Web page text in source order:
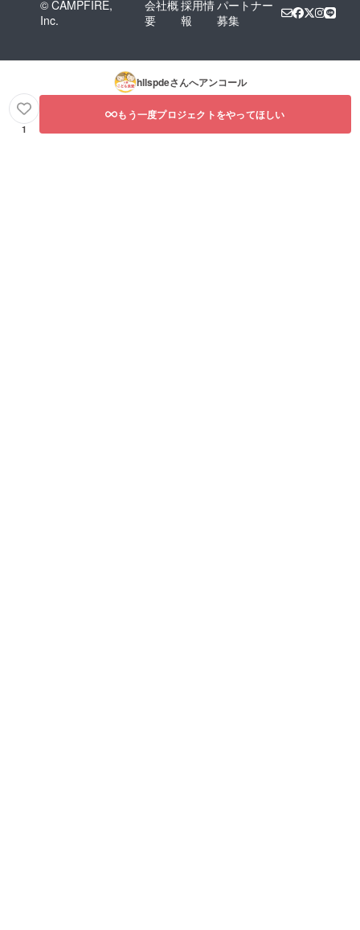
© CAMPFIRE,
Inc.
会社概
要
採用情
報
パートナー
募集
hllspdeさんへアンコール
1
もう一度プロジェクトをやってほしい